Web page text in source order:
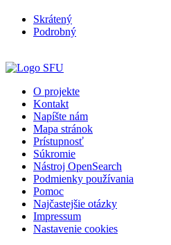
Skrátený
Podrobný
O projekte
Kontakt
Napíšte nám
Mapa stránok
Prístupnosť
Súkromie
Nástroj OpenSearch
Podmienky používania
Pomoc
Najčastejšie otázky
Impressum
Nastavenie cookies